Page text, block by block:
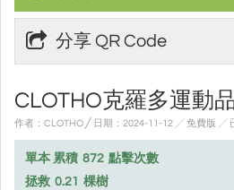
分享 QR Code
CLOTHO克羅多運動
作者：CLOTHO ╱ 日期：2024-11-12 ╱ 免費版 ╱
單本 累積 872 點擊次數
拯救 0.21
棵樹